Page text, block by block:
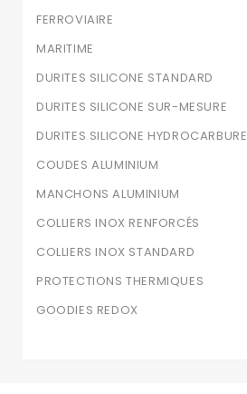
FERROVIAIRE
MARITIME
DURITES SILICONE STANDARD
DURITES SILICONE SUR-MESURE
DURITES SILICONE HYDROCARBURE
COUDES ALUMINIUM
MANCHONS ALUMINIUM
COLLIERS INOX RENFORCÉS
COLLIERS INOX STANDARD
PROTECTIONS THERMIQUES
GOODIES REDOX